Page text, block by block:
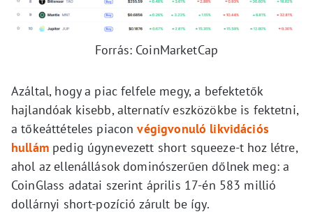
Forrás: CoinMarketCap
Azáltal, hogy a piac felfele megy, a befektetők
hajlandóak kisebb, alternatív eszközökbe is fektetni,
a tőkeáttételes piaconvégigvonuló likvidációs
hullámpedig úgynevezett short squeeze-t hoz létre,
ahol az ellenállások dominószerűen dőlnek meg: a
CoinGlass adatai szerint április 17-én 583 millió
dollárnyi short-pozíció zárult be így.